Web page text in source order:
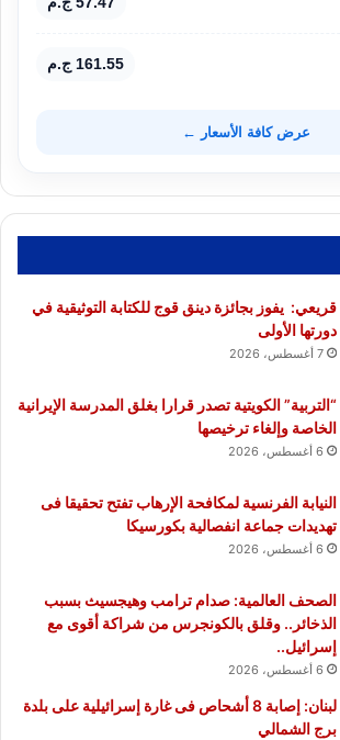
161.55 ج.م
عرض كافة الأسعار ←
قريعي: يفوز بجائزة دينق قوج للكتابة التوثيقية في
دورتها الأولى
7 أغسطس، 2026
“التربية” الكويتية تصدر قرارا بغلق المدرسة الإيرانية
الخاصة وإلغاء ترخيصها
6 أغسطس، 2026
النيابة الفرنسية لمكافحة الإرهاب تفتح تحقيقا فى
تهديدات جماعة انفصالية بكورسيكا
6 أغسطس، 2026
الصحف العالمية: صدام ترامب وهيجسيث بسبب
الذخائر.. وقلق بالكونجرس من شراكة أقوى مع
إسرائيل..
6 أغسطس، 2026
لبنان: إصابة 8 أشحاص فى غارة إسرائيلية على بلدة
برج الشمالي